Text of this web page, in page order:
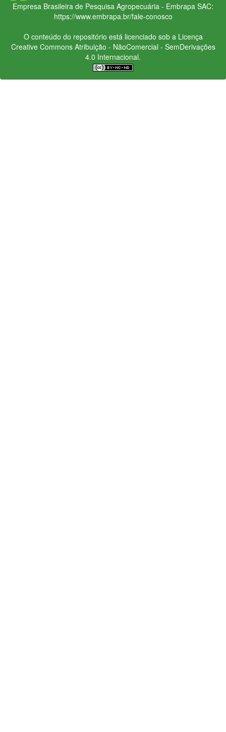
Empresa Brasileira de Pesquisa Agropecuária - Embrapa SAC:
https://www.embrapa.br/fale-conosco
O conteúdo do repositório está licenciado sob a Licença
Creative CommonsAtribuição - NãoComercial - SemDerivações
4.0 Internacional.